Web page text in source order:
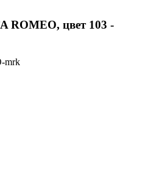
ROMEO, цвет 103 -
mrk